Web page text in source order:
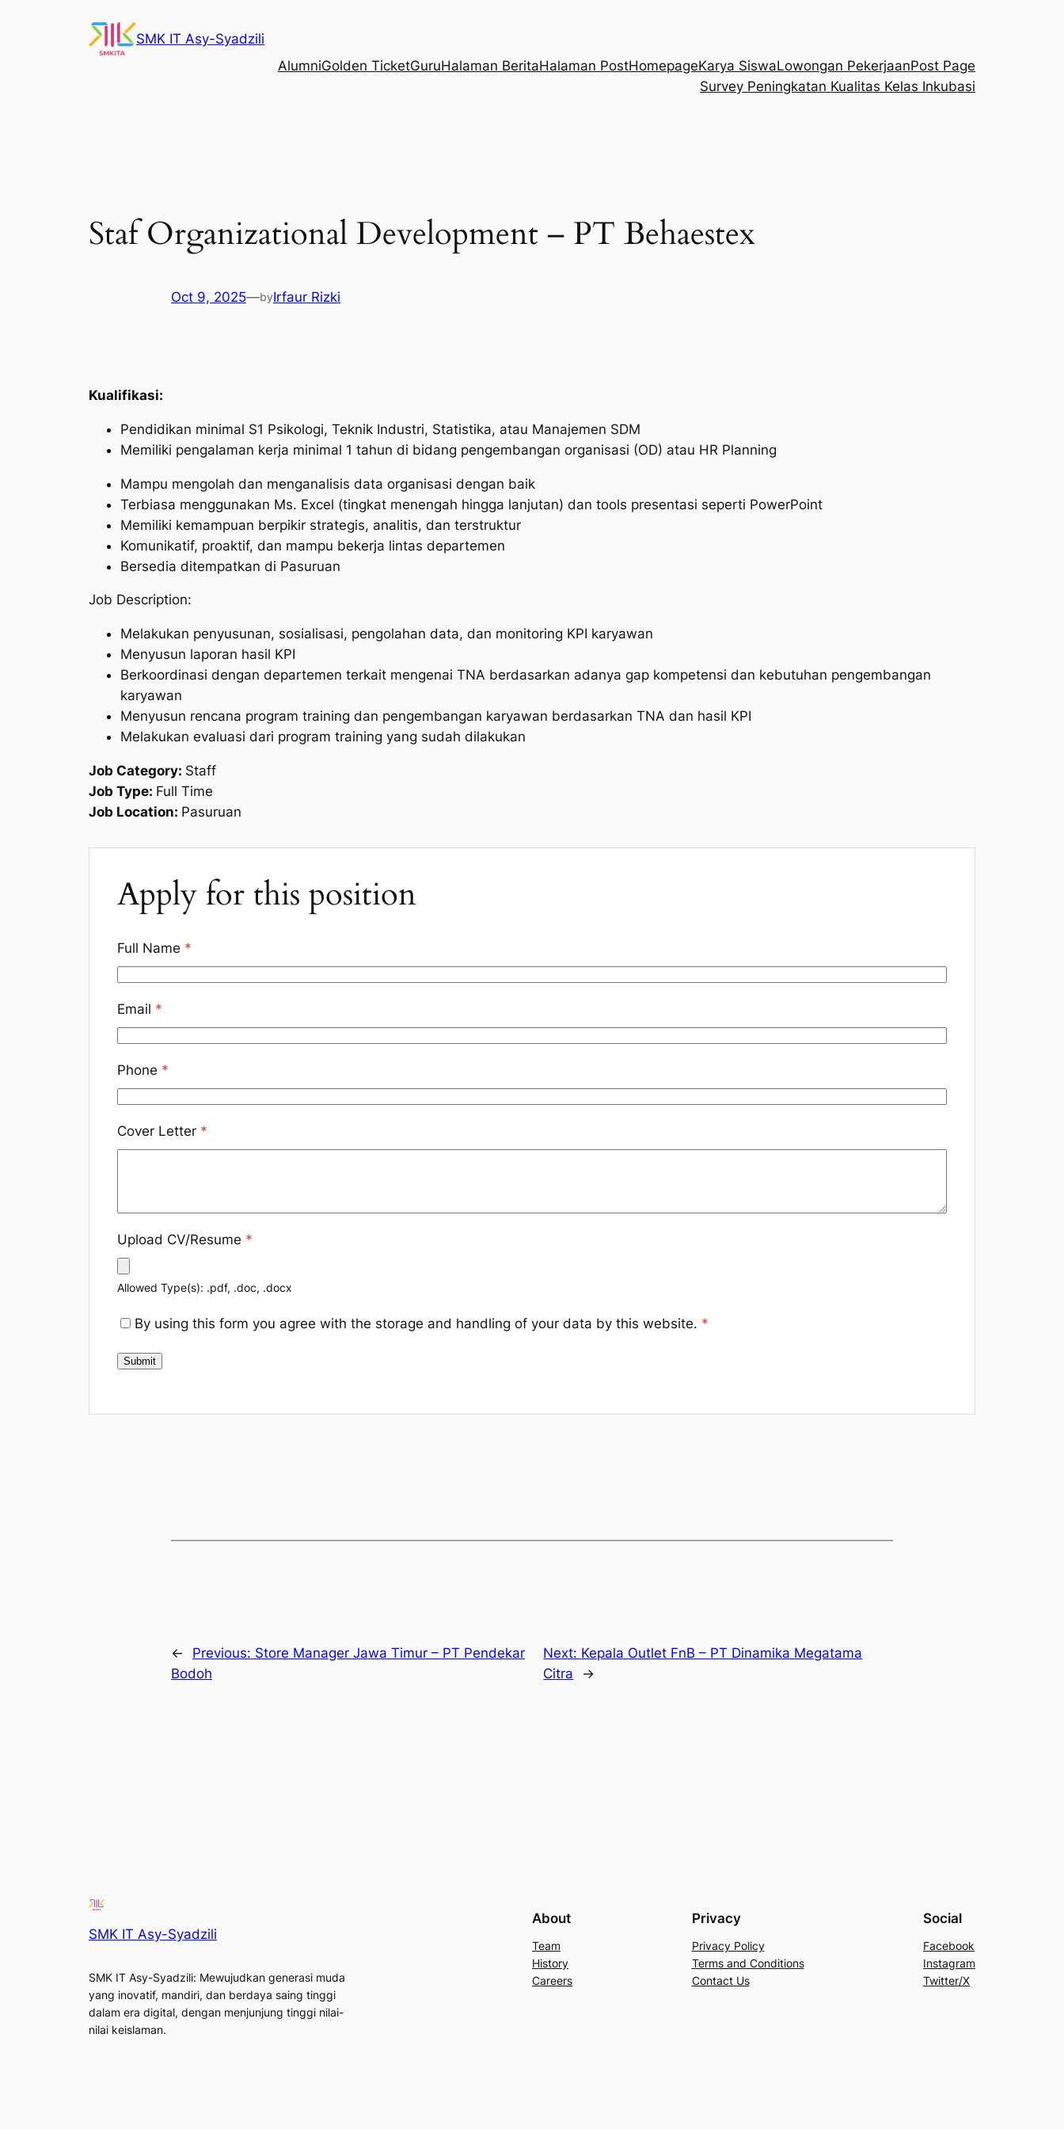
SMK IT Asy-Syadzili
AlumniGolden TicketGuruHalaman BeritaHalaman PostHomepageKarya SiswaLowongan PekerjaanPost Page
Survey Peningkatan Kualitas Kelas Inkubasi
Staf Organizational Development – PT Behaestex
Oct 9, 2025—byIrfaur Rizki
Kualifikasi:
Pendidikan minimal S1 Psikologi, Teknik Industri, Statistika, atau Manajemen SDM
Memiliki pengalaman kerja minimal 1 tahun di bidang pengembangan organisasi (OD) atau HR Planning
Mampu mengolah dan menganalisis data organisasi dengan baik
Terbiasa menggunakan Ms. Excel (tingkat menengah hingga lanjutan) dan tools presentasi seperti PowerPoint
Memiliki kemampuan berpikir strategis, analitis, dan terstruktur
Komunikatif, proaktif, dan mampu bekerja lintas departemen
Bersedia ditempatkan di Pasuruan
Job Description:
Melakukan penyusunan, sosialisasi, pengolahan data, dan monitoring KPI karyawan
Menyusun laporan hasil KPI
Berkoordinasi dengan departemen terkait mengenai TNA berdasarkan adanya gap kompetensi dan kebutuhan pengembangan
karyawan
Menyusun rencana program training dan pengembangan karyawan berdasarkan TNA dan hasil KPI
Melakukan evaluasi dari program training yang sudah dilakukan
Job Category: Staff
Job Type: Full Time
Job Location: Pasuruan
Apply for this position
Full Name *
Email *
Phone *
Cover Letter *
Upload CV/Resume *
Allowed Type(s): .pdf, .doc, .docx
By using this form you agree with the storage and handling of your data by this website. *
← Previous: Store Manager Jawa Timur – PT Pendekar
Bodoh
Next: Kepala Outlet FnB – PT Dinamika Megatama
Citra
→
SMK IT Asy-Syadzili
SMK IT Asy-Syadzili: Mewujudkan generasi muda
yang inovatif, mandiri, dan berdaya saing tinggi
dalam era digital, dengan menjunjung tinggi nilai-
nilai keislaman.
About
Team
History
Careers
Privacy
Privacy Policy
Terms and Conditions
Contact Us
Social
Facebook
Instagram
Twitter/X